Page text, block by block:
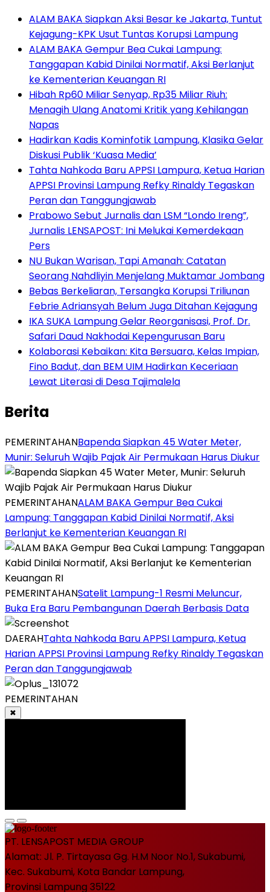
ALAM BAKA Siapkan Aksi Besar ke Jakarta, Tuntut
Kejagung-KPK Usut Tuntas Korupsi Lampung
ALAM BAKA Gempur Bea Cukai Lampung:
Tanggapan Kabid Dinilai Normatif, Aksi Berlanjut
ke Kementerian Keuangan RI
Hibah Rp60 Miliar Senyap, Rp35 Miliar Riuh:
Menagih Ulang Anatomi Kritik yang Kehilangan
Napas
Hadirkan Kadis Kominfotik Lampung, Klasika Gelar
Diskusi Publik ‘Kuasa Media’
Tahta Nahkoda Baru APPSI Lampura, Ketua Harian
APPSI Provinsi Lampung Refky Rinaldy Tegaskan
Peran dan Tanggungjawab
Prabowo Sebut Jurnalis dan LSM “Londo Ireng”,
Jurnalis LENSAPOST: Ini Melukai Kemerdekaan
Pers
NU Bukan Warisan, Tapi Amanah: Catatan
Seorang Nahdliyin Menjelang Muktamar Jombang
Bebas Berkeliaran, Tersangka Korupsi Triliunan
Febrie Adriansyah Belum Juga Ditahan Kejagung
IKA SUKA Lampung Gelar Reorganisasi, Prof. Dr.
Safari Daud Nakhodai Kepengurusan Baru
Kolaborasi Kebaikan: Kita Bersuara, Kelas Impian,
Fino Badut, dan BEM UIM Hadirkan Keceriaan
Lewat Literasi di Desa Tajimalela
Berita
PEMERINTAHAN‎Bapenda Siapkan 45 Water Meter,
Munir: Seluruh Wajib Pajak Air Permukaan Harus Diukur
PEMERINTAHANALAM BAKA Gempur Bea Cukai
Lampung: Tanggapan Kabid Dinilai Normatif, Aksi
Berlanjut ke Kementerian Keuangan RI
PEMERINTAHANSatelit Lampung-1 Resmi Meluncur,
Buka Era Baru Pembangunan Daerah Berbasis Data
DAERAHTahta Nahkoda Baru APPSI Lampura, Ketua
Harian APPSI Provinsi Lampung Refky Rinaldy Tegaskan
Peran dan Tanggungjawab
PEMERINTAHAN
✖
PT. LENSAPOST MEDIA GROUP
Alamat: Jl. P. Tirtayasa Gg. H.M Noor No.1, Sukabumi,
Kec. Sukabumi, Kota Bandar Lampung,
Provinsi Lampung 35122